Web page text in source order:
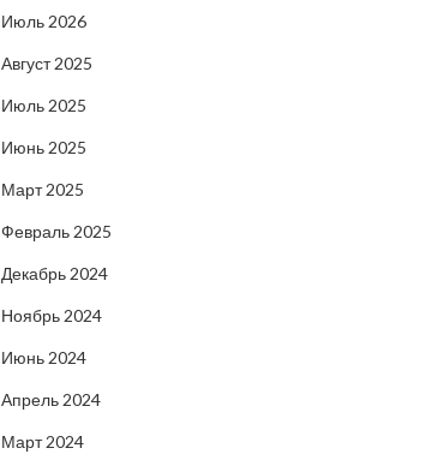
Июль 2026
Август 2025
Июль 2025
Июнь 2025
Март 2025
Февраль 2025
Декабрь 2024
Ноябрь 2024
Июнь 2024
Апрель 2024
Март 2024